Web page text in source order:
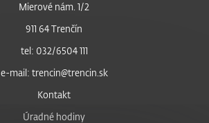
Mierové nám. 1/2
911 64 Trenčín
tel: 032/6504 111
e-mail: trencin@trencin.sk
Kontakt
Úradné hodiny